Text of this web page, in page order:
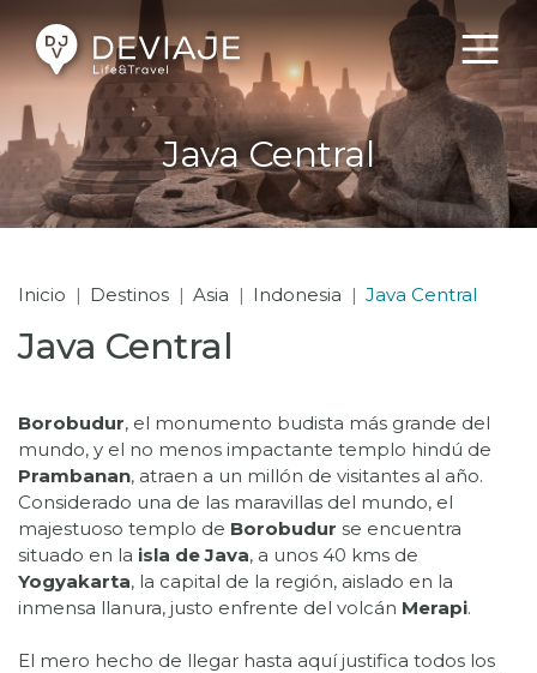
Java Central
Inicio Destinos Asia Indonesia Java Central
Java Central
Borobudur, el monumento budista más grande del
mundo, y el no menos impactante templo hindú de
Prambanan, atraen a un millón de visitantes al año.
Considerado una de las maravillas del mundo, el
majestuoso templo de Borobudur se encuentra
situado en la isla de Java, a unos 40 kms de
Yogyakarta, la capital de la región, aislado en la
inmensa llanura, justo enfrente del volcán Merapi.
El mero hecho de llegar hasta aquí justifica todos los